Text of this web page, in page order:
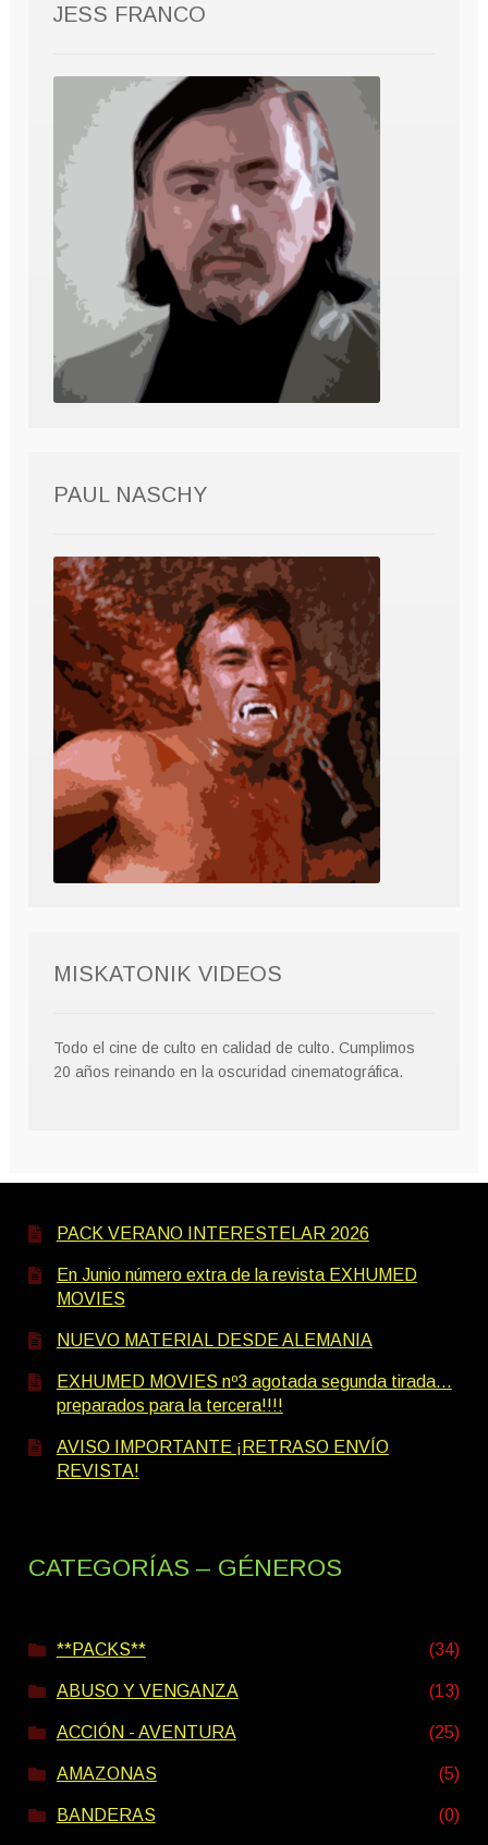
JESS FRANCO
PAUL NASCHY
MISKATONIK VIDEOS
Todo el cine de culto en calidad de culto. Cumplimos
20 años reinando en la oscuridad cinematográfica.
PACK VERANO INTERESTELAR 2026
En Junio número extra de la revista EXHUMED
MOVIES
NUEVO MATERIAL DESDE ALEMANIA
EXHUMED MOVIES nº3 agotada segunda tirada…
preparados para la tercera!!!!
AVISO IMPORTANTE ¡RETRASO ENVÍO
REVISTA!
CATEGORÍAS – GÉNEROS
**PACKS** (34)
ABUSO Y VENGANZA (13)
ACCIÓN - AVENTURA (25)
AMAZONAS (5)
BANDERAS (0)